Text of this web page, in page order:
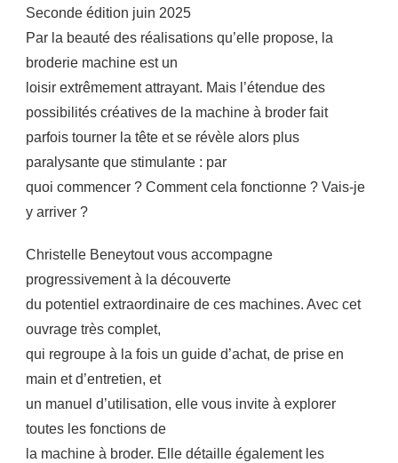
Seconde édition juin 2025
Par la beauté des réalisations qu’elle propose, la
broderie machine est un
loisir extrêmement attrayant. Mais l’étendue des
possibilités créatives de la machine à broder fait
parfois tourner la tête et se révèle alors plus
paralysante que stimulante : par
quoi commencer ? Comment cela fonctionne ? Vais-je
y arriver ?
Christelle Beneytout vous accompagne
progressivement à la découverte
du potentiel extraordinaire de ces machines. Avec cet
ouvrage très complet,
qui regroupe à la fois un guide d’achat, de prise en
main et d’entretien, et
un manuel d’utilisation, elle vous invite à explorer
toutes les fonctions de
la machine à broder. Elle détaille également les